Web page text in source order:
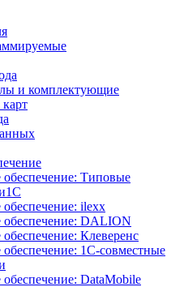
и комплектующие
Типовые
ilexx
DALION
Клеверенс
1С-совместные
DataMobile